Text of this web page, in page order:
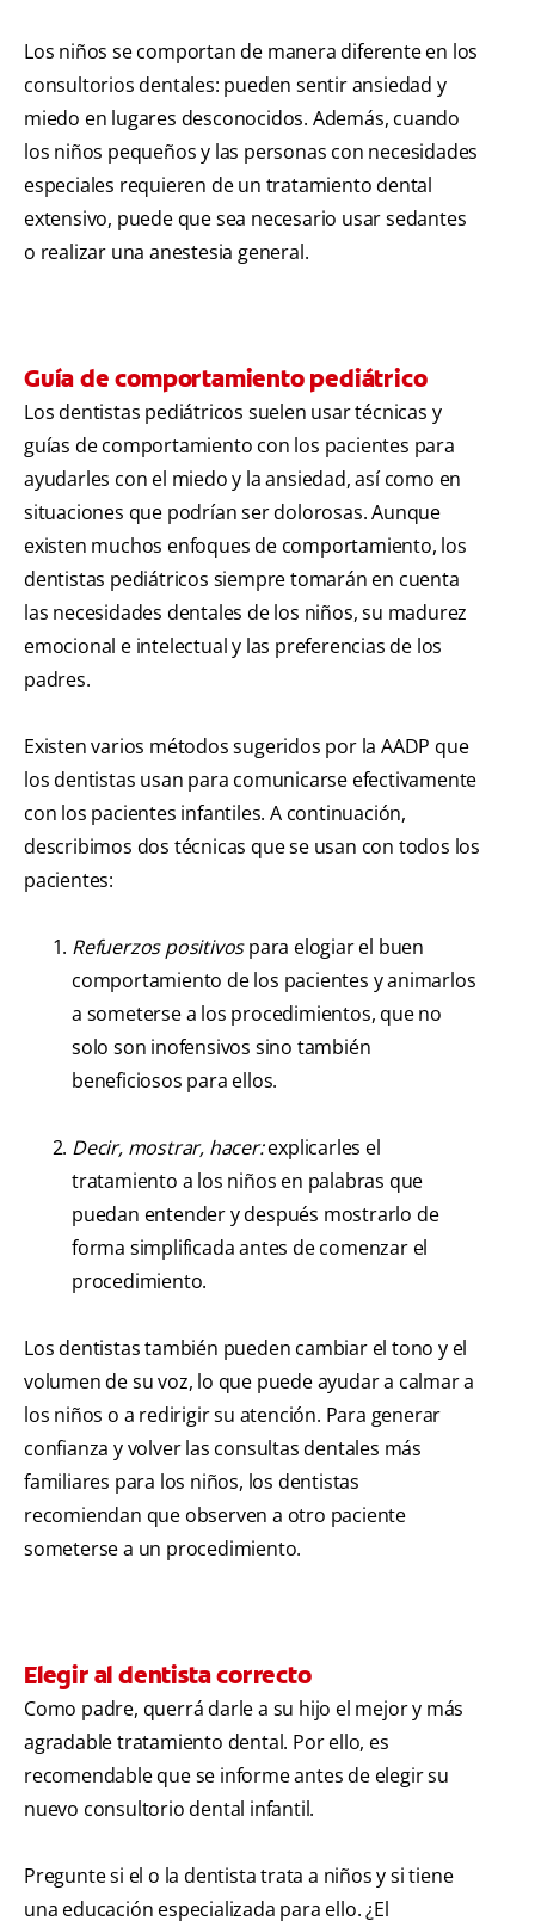
Los niños se comportan de manera diferente en los
consultorios dentales: pueden sentir ansiedad y
miedo en lugares desconocidos. Además, cuando
los niños pequeños y las personas con necesidades
especiales requieren de un tratamiento dental
extensivo, puede que sea necesario usar sedantes
o realizar una anestesia general.
Guía de comportamiento pediátrico
Los dentistas pediátricos suelen usar técnicas y
guías de comportamiento con los pacientes para
ayudarles con el miedo y la ansiedad, así como en
situaciones que podrían ser dolorosas. Aunque
existen muchos enfoques de comportamiento, los
dentistas pediátricos siempre tomarán en cuenta
las necesidades dentales de los niños, su madurez
emocional e intelectual y las preferencias de los
padres.
Existen varios métodos sugeridos por la AADP que
los dentistas usan para comunicarse efectivamente
con los pacientes infantiles. A continuación,
describimos dos técnicas que se usan con todos los
pacientes:
Refuerzos positivospara elogiar el buen
comportamiento de los pacientes y animarlos
a someterse a los procedimientos, que no
solo son inofensivos sino también
beneficiosos para ellos.
Decir, mostrar, hacer:explicarles el
tratamiento a los niños en palabras que
puedan entender y después mostrarlo de
forma simplificada antes de comenzar el
procedimiento.
Los dentistas también pueden cambiar el tono y el
volumen de su voz, lo que puede ayudar a calmar a
los niños o a redirigir su atención. Para generar
confianza y volver las consultas dentales más
familiares para los niños, los dentistas
recomiendan que observen a otro paciente
someterse a un procedimiento.
Elegir al dentista correcto
Como padre, querrá darle a su hijo el mejor y más
agradable tratamiento dental. Por ello, es
recomendable que se informe antes de elegir su
nuevo consultorio dental infantil.
Pregunte si el o la dentista trata a niños y si tiene
una educación especializada para ello. ¿El